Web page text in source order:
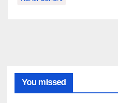
You missed